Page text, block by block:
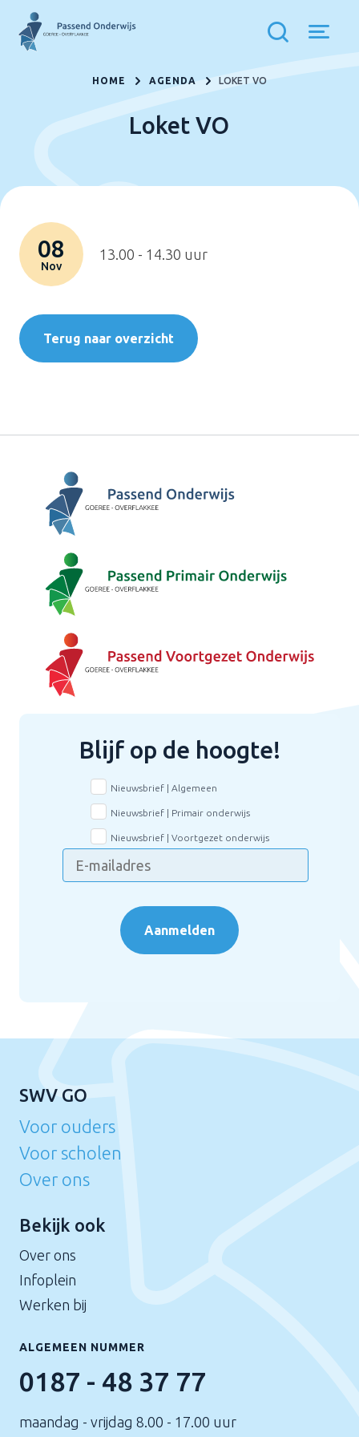
HOME AGENDA LOKET VO
Loket VO
08
Nov
13.00 - 14.30 uur
Terug naar overzicht
Blijf op de hoogte!
Aanmelden
Nieuwsbrief | Algemeen
Nieuwsbrief | Primair onderwijs
Nieuwsbrief | Voortgezet onderwijs
SWV GO
Voor ouders
Voor scholen
Over ons
Bekijk ook
Over ons
Infoplein
Werken bij
ALGEMEEN NUMMER
0187 - 48 37 77
maandag - vrijdag 8.00 - 17.00 uur